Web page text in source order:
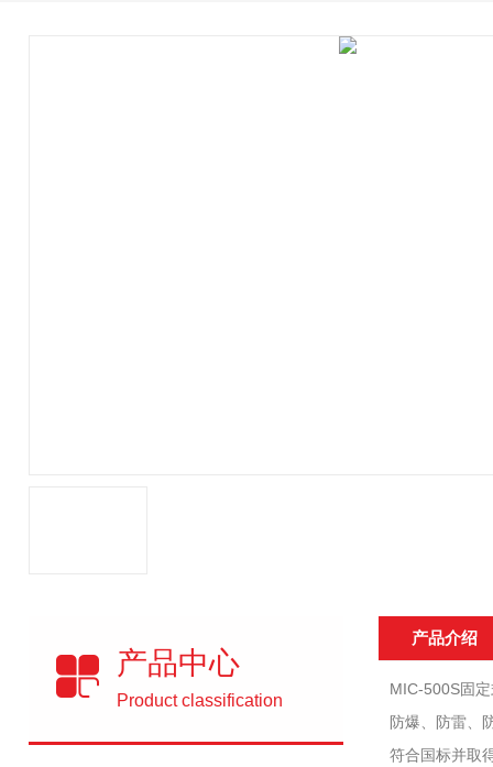
产品中心
Product classification
产品介绍
MIC-500S固
防爆、防雷、
符合国标并取